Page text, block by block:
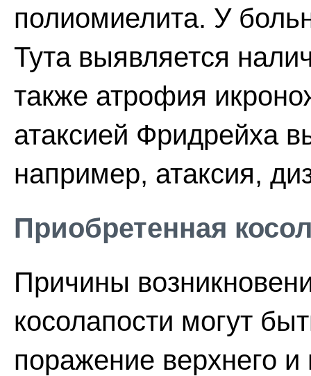
полиомиелита. У
Тута выявляется
также атрофия
атаксией Фридрейха
например, атаксия,
Приобретенная
Причины
косолапости могут
поражение верхнего